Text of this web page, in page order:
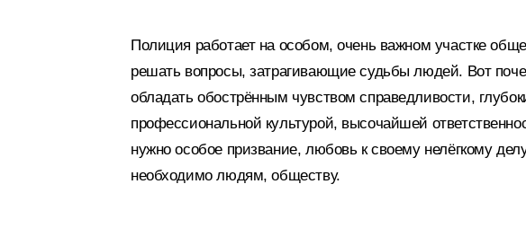
Полиция работает на особом, очень важном участке
решать вопросы, затрагивающие судьбы людей. Вот
обладать обострённым чувством справедливости,
профессиональной культурой, высочайшей
нужно особое призвание, любовь к своему нелёгкому
необходимо людям, обществу.